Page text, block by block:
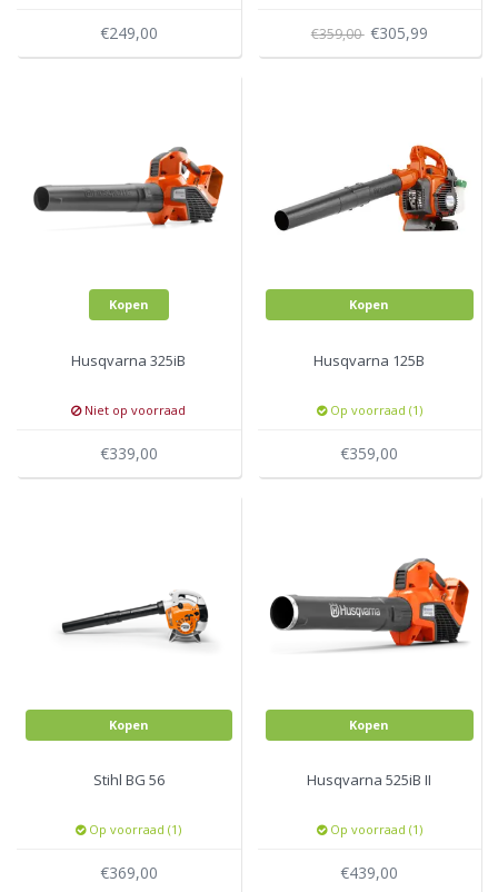
€249,00 €359,00 €305,99
Kopen
Husqvarna 325iB
Niet op voorraad
€339,00
Kopen
Husqvarna 125B
Op voorraad (1)
€359,00
Kopen
Stihl BG 56
Op voorraad (1)
€369,00
Kopen
Husqvarna 525iB II
Op voorraad (1)
€439,00